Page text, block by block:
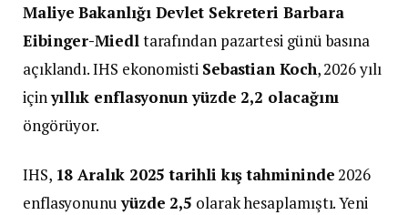
Maliye Bakanlığı Devlet Sekreteri Barbara
Eibinger-Miedltarafından pazartesi günü basına
açıklandı. IHS ekonomisti Sebastian Koch, 2026 yılı
içinyıllık enflasyonun yüzde 2,2 olacağını
öngörüyor.
IHS, 18 Aralık 2025 tarihli kış tahmininde 2026
enflasyonunuyüzde 2,5 olarak hesaplamıştı. Yeni